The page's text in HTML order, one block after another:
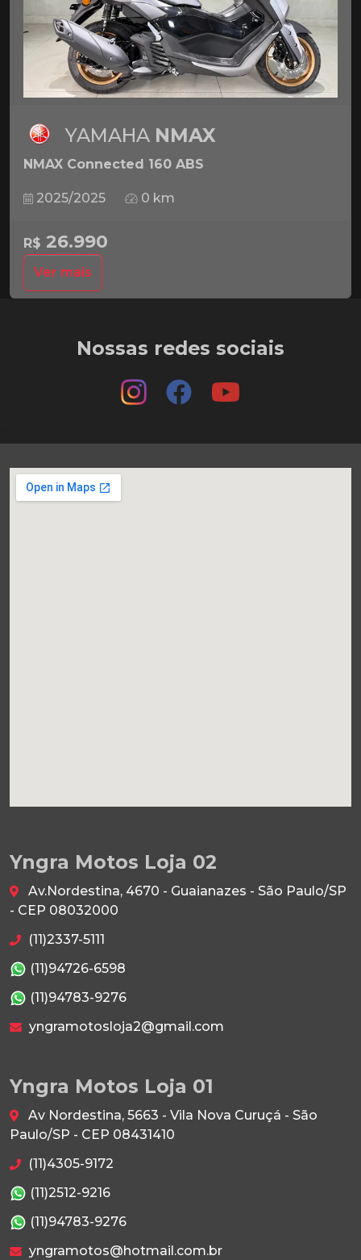
YAMAHA NMAX
NMAX Connected 160 ABS
2025/2025 0 km
R$ 26.990
Ver mais
Nossas redes sociais
Yngra Motos Loja 02
Av.Nordestina, 4670 - Guaianazes - São Paulo/SP
- CEP 08032000
(11)2337-5111
(11)94726-6598
(11)94783-9276
yngramotosloja2@gmail.com
Yngra Motos Loja 01
Av Nordestina, 5663 - Vila Nova Curuçá - São
Paulo/SP - CEP 08431410
(11)4305-9172
(11)2512-9216
(11)94783-9276
yngramotos@hotmail.com.br